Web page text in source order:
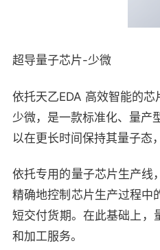
超导量子芯片-少微
依托天乙EDA 高效智能的
少微，是一款标准化、量产
以在更长时间保持其量子态
依托专用的量子芯片生产线
精确地控制芯片生产过程中
短交付货期。在此基础上，
和加工服务。